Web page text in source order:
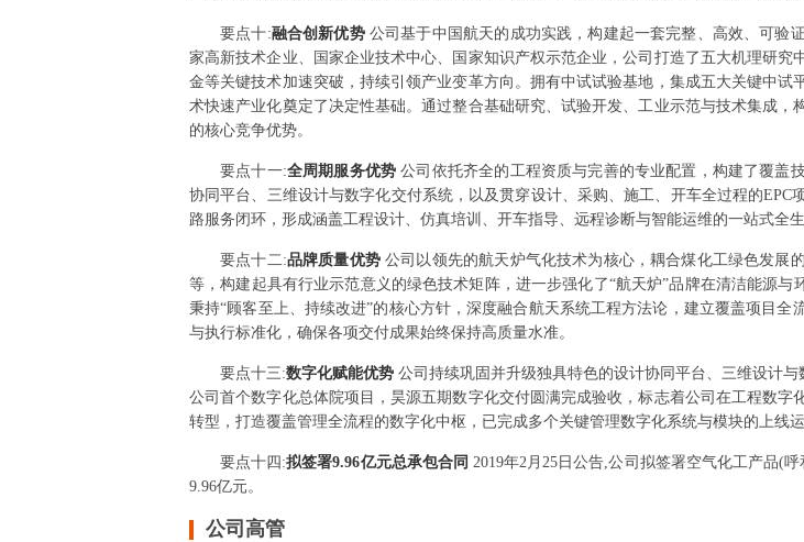
要点十:融合创新优势 公司基于中国航天的成功实践，构建起一套完整、高效、可验
家高新技术企业、国家企业技术中心、国家知识产权示范企业，公司打造了五大机理研
金等关键技术加速突破，持续引领产业变革方向。拥有中试试验基地，集成五大关键中
术快速产业化奠定了决定性基础。通过整合基础研究、试验开发、工业示范与技术集成
的核心竞争优势。
要点十一:全周期服务优势公司依托齐全的工程资质与完善的专业配置，构建了覆盖
协同平台、三维设计与数字化交付系统，以及贯穿设计、采购、施工、开车全过程的
路服务闭环，形成涵盖工程设计、仿真培训、开车指导、远程诊断与智能运维的一站式全生
要点十二:品牌质量优势公司以领先的航天炉气化技术为核心，耦合煤化工绿色发展
等，构建起具有行业示范意义的绿色技术矩阵，进一步强化了“航天炉”品牌在清洁能源
秉持“顾客至上、持续改进”的核心方针，深度融合航天系统工程方法论，建立覆盖项目
与执行标准化，确保各项交付成果始终保持高质量水准。
要点十三:数字化赋能优势 公司持续巩固并升级独具特色的设计协同平台、三维设计
公司首个数字化总体院项目，昊源五期数字化交付圆满完成验收，标志着公司在工程数
转型，打造覆盖管理全流程的数字化中枢，已完成多个关键管理数字化系统与模块的上线
要点十四 :拟签署9.96亿元总承包合同 2019年2月25日公告,公司拟签署空气化工产品(
9.96亿元。
公司高管